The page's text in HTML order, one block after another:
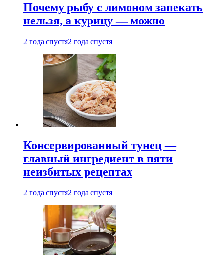
Почему рыбу с лимоном запекать
нельзя, а курицу — можно
2 года спустя2 года спустя
Консервированный тунец —
главный ингредиент в пяти
неизбитых рецептах
2 года спустя2 года спустя